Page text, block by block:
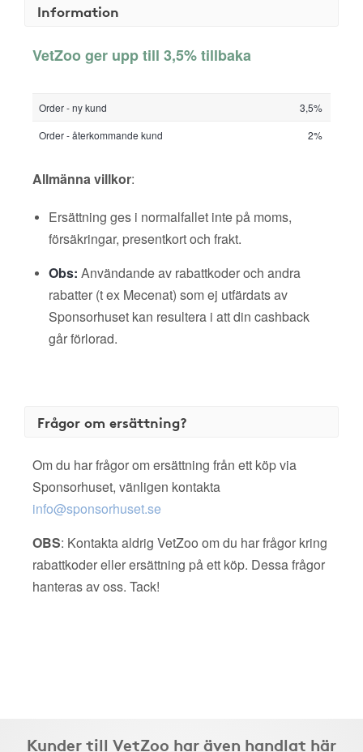
Information
VetZoo ger upp till 3,5% tillbaka
Order - ny kund
3,5%
Order - återkommande kund
2%
Allmänna villkor:
Ersättning ges i normalfallet inte på moms,
försäkringar, presentkort och frakt.
Obs: Användande av rabattkoder och andra
rabatter (t ex Mecenat) som ej utfärdats av
Sponsorhuset kan resultera i att din cashback
går förlorad.
Frågor om ersättning?
Om du har frågor om ersättning från ett köp via
Sponsorhuset, vänligen kontakta
info@sponsorhuset.se
OBS: Kontakta aldrig VetZoo om du har frågor kring
rabattkoder eller ersättning på ett köp. Dessa frågor
hanteras av oss. Tack!
Kunder till VetZoo har även handlat här